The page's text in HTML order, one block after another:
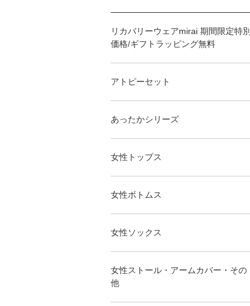
リカバリーウェアmirai 期間限定特別
価格/ギフトラッピング無料
アトピーセット
あったかシリーズ
女性トップス
女性ボトムス
女性ソックス
女性ストール・アームカバー・その
他